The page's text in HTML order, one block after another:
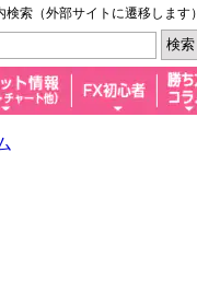
検索（外部サイトに遷移します）